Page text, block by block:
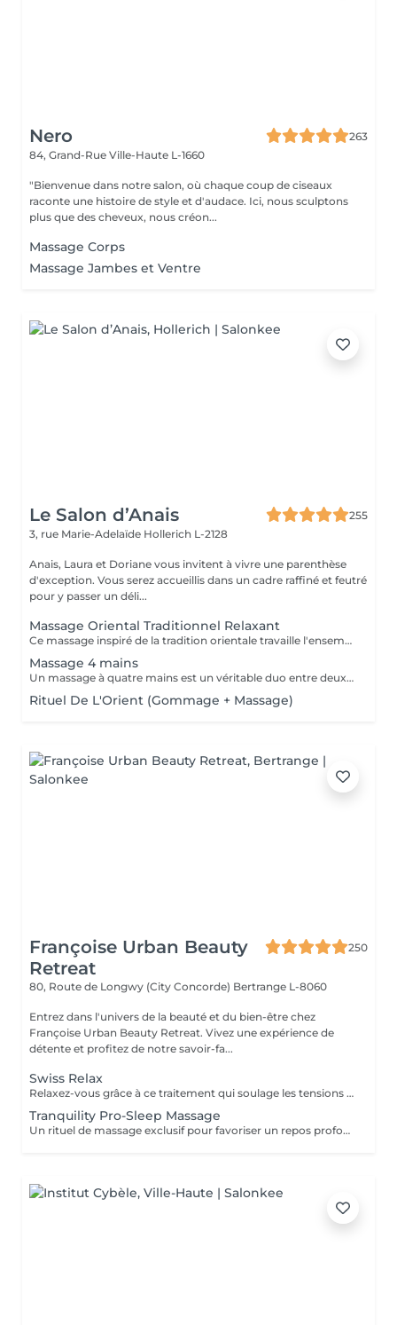
Nero
263
84, Grand-Rue Ville-Haute L-1660
"Bienvenue dans notre salon, où chaque coup de ciseaux
raconte une histoire de style et d'audace. Ici, nous sculptons
plus que des cheveux, nous créon...
Massage Corps
Massage Jambes et Ventre
Le Salon d’Anais
255
3, rue Marie-Adelaïde Hollerich L-2128
Anais, Laura et Doriane vous invitent à vivre une parenthèse
d'exception. Vous serez accueillis dans un cadre raffiné et feutré
pour y passer un déli...
Massage Oriental Traditionnel Relaxant
Ce massage inspiré de la tradition orientale travaille l'ensemble du corps avec de l'huile d'argon chauffée et délicatement parfumée. Les mains expertes de la praticienne insistent sur les points de tensions pour éliminer toxines et douleurs musculaire, et vous procurer un état de bien-être.
Massage 4 mains
Un massage à quatre mains est un véritable duo entre deux praticiens, les mêmes régions sont massées simultanément : Ils travaillent en harmonie et en synergie totale sur les mêmes zones du corps au même moment, et en synchronisant leurs mouvements de façon très précise.
Rituel De L'Orient (Gommage + Massage)
Françoise Urban Beauty
Retreat
250
80, Route de Longwy (City Concorde) Bertrange L-8060
Entrez dans l'univers de la beauté et du bien-être chez
Françoise Urban Beauty Retreat. Vivez une expérience de
détente et profitez de notre savoir-fa...
Swiss Relax
Relaxez-vous grâce à ce traitement qui soulage les tensions pour un dos parfaitement détendu.
Tranquility Pro-Sleep Massage
Un rituel de massage exclusif pour favoriser un repos profond du corps et de lesprit. Les effets positifs relaxants et anti-stress du «tranquility Blend» sont augmentés par les techniques du modelage exclusif, inspiré par layurvéda du Kérala et le rituel de massage traditionnel indonésien «Sea malay», intéressant pour ses vertus sur le système nerveux et lesprit. Tranquility Pro-Sleep Massage, aide le corps à récupérer des situations de stress et améliore la qualité du repos et du sommeil.